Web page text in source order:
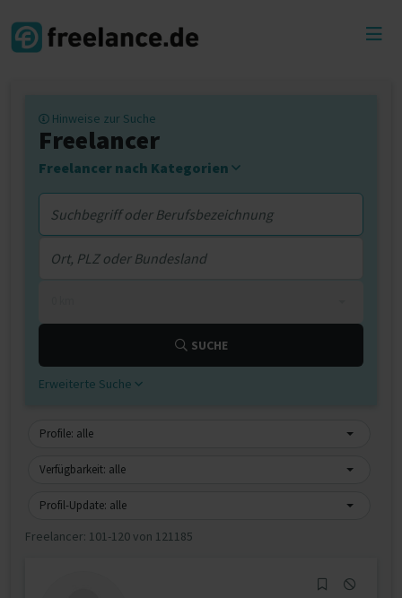
Hinweise zur Suche
Freelancer
Freelancer nach Kategorien
SUCHE
Erweiterte Suche
Profile: alle
Verfügbarkeit: alle
Profil-Update: alle
Freelancer: 101-120 von 121185